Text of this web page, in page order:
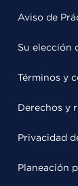
Aviso de
Su elección
Términos y
Derechos y
Privacidad
Planeación